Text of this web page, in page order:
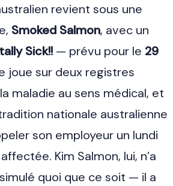
revient sous une
Smoked Salmon, avec un
Sick!! — prévu pour le 29
joue sur deux registres
maladie au sens médical, et
nationale australienne
son employeur un lundi
Kim Salmon, lui, n’a
quoi que ce soit — il a